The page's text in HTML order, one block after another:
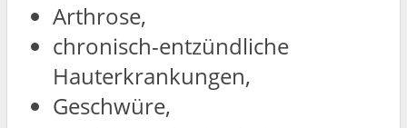
Arthrose,
chronisch-entzündliche
Hauterkrankungen,
Geschwüre,